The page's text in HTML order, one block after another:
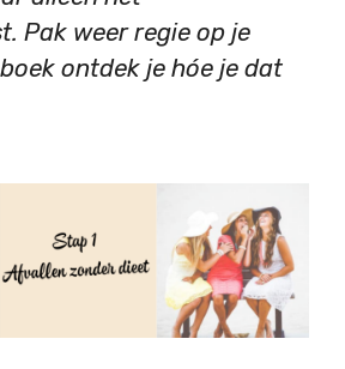
Pak weer regie op je
ontdek je hóe je dat